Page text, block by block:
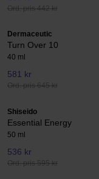
Ord. pris 442 kr
Dermaceutic
Turn Over 10
40 ml
581 kr
Ord. pris 645 kr
Shiseido
Essential Energy
50 ml
536 kr
Ord. pris 595 kr